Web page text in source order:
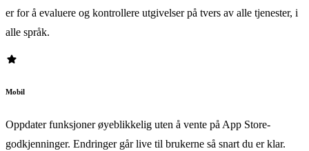
er for å evaluere og kontrollere utgivelser på tvers av alle tjenester, i
alle språk.
star
Mobil
Oppdater funksjoner øyeblikkelig uten å vente på App Store-
godkjenninger. Endringer går live til brukerne så snart du er klar.